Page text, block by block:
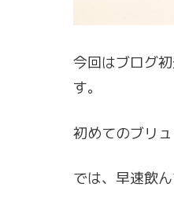
今回はブログ
す。
初めてのブリ
では、早速飲ん